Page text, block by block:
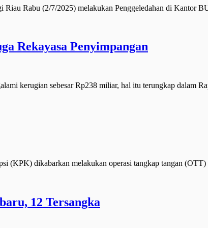
Rabu (2/7/2025) melakukan Penggeledahan di Kantor
Rekayasa Penyimpangan
kerugian sebesar Rp238 miliar, hal itu terungkap dalam
dikabarkan melakukan operasi tangkap tangan
12 Tersangka